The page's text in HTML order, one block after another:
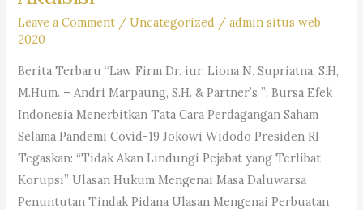
Leave a Comment /Uncategorized /admin situs web
2020
Berita Terbaru “Law Firm Dr. iur. Liona N. Supriatna, S.H,
M.Hum. – Andri Marpaung, S.H. & Partner’s ”: Bursa Efek
Indonesia Menerbitkan Tata Cara Perdagangan Saham
Selama Pandemi Covid-19 Jokowi Widodo Presiden RI
Tegaskan: “Tidak Akan Lindungi Pejabat yang Terlibat
Korupsi” Ulasan Hukum Mengenai Masa Daluwarsa
Penuntutan Tindak Pidana Ulasan Mengenai Perbuatan